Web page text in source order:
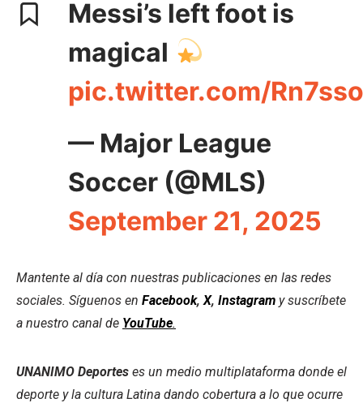
Messi’s left foot is
magical
pic.twitter.com/
— Major League
Soccer (@MLS)
September 21, 2025
Mantente al día con nuestras publicaciones en las redes
sociales. Síguenos en Facebook,X, Instagram y suscríbete
a nuestro canal de YouTube.
UNANIMO Deportes es un medio multiplataforma donde el
deporte y la cultura Latina dando cobertura a lo que ocurre